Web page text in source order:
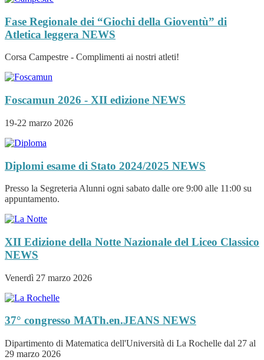
Fase Regionale dei “Giochi della Gioventù” di
Atletica leggera NEWS
Corsa Campestre - Complimenti ai nostri atleti!
Foscamun 2026 - XII edizione NEWS
19-22 marzo 2026
Diplomi esame di Stato 2024/2025 NEWS
Presso la Segreteria Alunni ogni sabato dalle ore 9:00 alle 11:00 su
appuntamento.
XII Edizione della Notte Nazionale del Liceo Classico
NEWS
Venerdì 27 marzo 2026
37° congresso MATh.en.JEANS NEWS
Dipartimento di Matematica dell'Università di La Rochelle dal 27 al
29 marzo 2026